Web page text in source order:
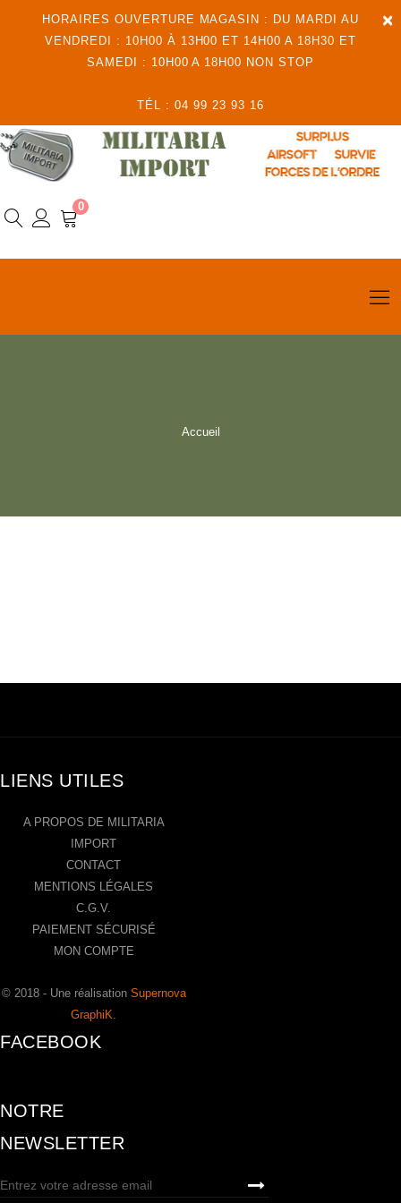
×
HORAIRES OUVERTURE MAGASIN : DU MARDI AU
VENDREDI : 10H00 À 13H00 ET 14H00 A 18H30 ET
SAMEDI : 10H00 A 18H00 NON STOP
TÉL : 04 99 23 93 16
0
Accueil
LIENS UTILES
A PROPOS DE MILITARIA
IMPORT
CONTACT
MENTIONS LÉGALES
C.G.V.
PAIEMENT SÉCURISÉ
MON COMPTE
© 2018 - Une réalisation Supernova
GraphiK
FACEBOOK
NOTRE
NEWSLETTER